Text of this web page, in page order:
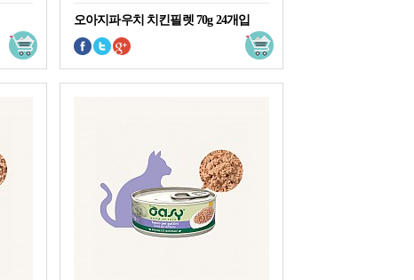
오아지파우치 치킨필렛 70g 24개입